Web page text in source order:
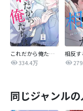
これだから俺たちは
334.4万
同じジャンル